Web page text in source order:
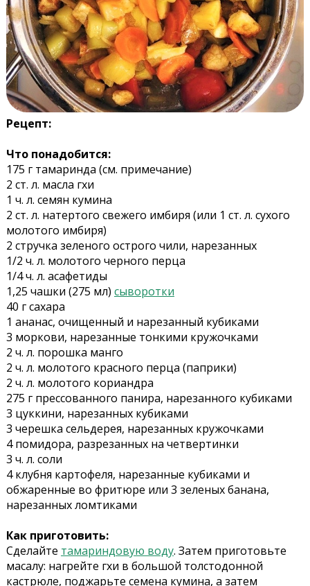
Рецепт:
Что понадобится:
175 г тамаринда (см. примечание)
2 ст. л. масла гхи
1 ч. л. семян кумина
2 ст. л. натертого свежего имбиря (или 1 ст. л. сухого
молотого имбиря)
2 стручка зеленого острого чили, нарезанных
1/2 ч. л. молотого черного перца
1/4 ч. л. асафетиды
1,25 чашки (275 мл) сыворотки
40 г сахара
1 ананас, очищенный и нарезанный кубиками
3 моркови, нарезанные тонкими кружочками
2 ч. л. порошка манго
2 ч. л. молотого красного перца (паприки)
2 ч. л. молотого кориандра
275 г прессованного панира, нарезанного кубиками
3 цуккини, нарезанных кубиками
3 черешка сельдерея, нарезанных кружочками
4 помидора, разрезанных на четвертинки
3 ч. л. соли
4 клубня картофеля, нарезанные кубиками и
обжаренные во фритюре или 3 зеленых банана,
нарезанных ломтиками
Как приготовить:
Сделайте тамариндовую воду. Затем приготовьте
масалу: нагрейте гхи в большой толстодонной
кастрюле, поджарьте семена кумина, а затем